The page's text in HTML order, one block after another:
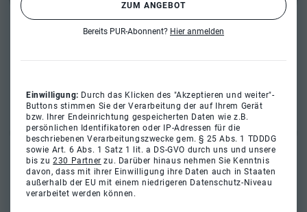
ZUM ANGEBOT
Bereits PUR-Abonnent? Hier anmelden
Einwilligung: Durch das Klicken des "Akzeptieren und weiter"-
Buttons stimmen Sie der Verarbeitung der auf Ihrem Gerät
bzw. Ihrer Endeinrichtung gespeicherten Daten wie z.B.
persönlichen Identifikatoren oder IP-Adressen für die
beschriebenen Verarbeitungszwecke gem. § 25 Abs. 1 TDDDG
sowie Art. 6 Abs. 1 Satz 1 lit. a DS-GVO durch uns und unsere
bis zu230 Partner zu. Darüber hinaus nehmen Sie Kenntnis
davon, dass mit ihrer Einwilligung ihre Daten auch in Staaten
außerhalb der EU mit einem niedrigeren Datenschutz-Niveau
verarbeitet werden können.